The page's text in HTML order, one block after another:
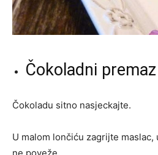
Čokoladni premaz
Čokoladu sitno nasjeckajte.
U malom lončiću zagrijte